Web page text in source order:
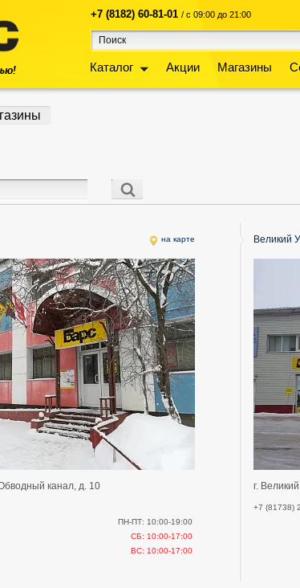
+7 (8182) 60-81-01 / с 09:00 до 21:00
Каталог Акции Магазины
на карте
канал, д. 10
ПН-ПТ: 10:00-19:00
СБ: 10:00-17:00
ВС: 10:00-17:00
Великий
г.
+7 (81738)